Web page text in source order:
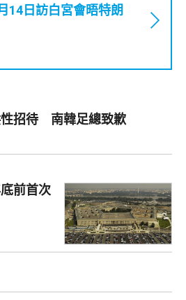
14日訪白宮會晤特朗
招待 南韓足總致歉
前首次